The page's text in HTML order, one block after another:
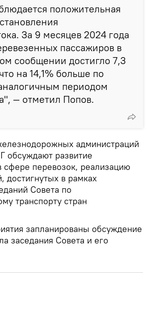
положительная
За 9 месяцев 2024 года
пассажиров в
сообщении достигло 7,3
на 14,1% больше по
периодом
— отметил Попов.
администраций
обсуждают развитие
сфере перевозок, реализацию
достигнутых в рамках
Совета по
транспорту стран
запланированы обсуждение
заседания Совета и его